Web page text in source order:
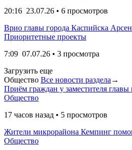
20:16 23.07.26 • 6 просмотров
Врио главы города Каспийска
Приоритетные проекты
7:09 07.07.26 • 3 просмотра
Загрузить еще
Общество Все новости раздела →
Приём граждан у заместителя главы
Общество
17 часов назад • 5 просмотров
Жители микрорайона Кемпинг
Общество